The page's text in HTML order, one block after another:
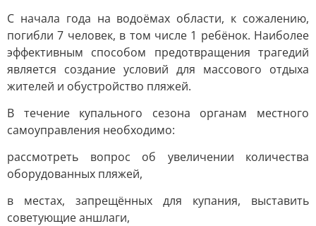
С начала года на водоёмах области, к сожалению,
погибли 7 человек, в том числе 1 ребёнок. Наиболее
эффективным способом предотвращения трагедий
является создание условий для массового отдыха
жителей и обустройство пляжей.
В течение купального сезона органам местного
самоуправления необходимо:
рассмотреть вопрос об увеличении количества
оборудованных пляжей,
в местах, запрещённых для купания, выставить
советующие аншлаги,